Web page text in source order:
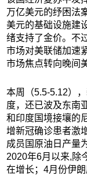
万亿美元的纾困法
美元的基础设施建
绪支持了金价。不
市场对美联储加速
市场焦点转向晚间
本周（5.5-5.12）
度，还已波及东南
和印度国境接壤的
增新冠确诊患者激
成员国原油日产量
2020年6月以来,除
在增长；4月份伊